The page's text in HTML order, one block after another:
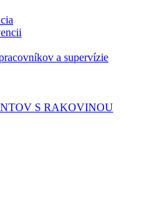
a supervízie
S RAKOVINOU